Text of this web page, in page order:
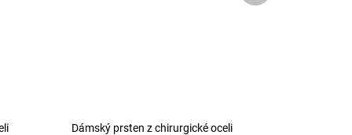
Dámský prsten z chirurgické oceli